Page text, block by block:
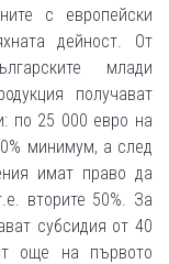
с европейски
дейност. От
млади
получават
по 25 000 евро на
минимум, а след
имат право да
вторите 50%. За
субсидия от 40
още на първото